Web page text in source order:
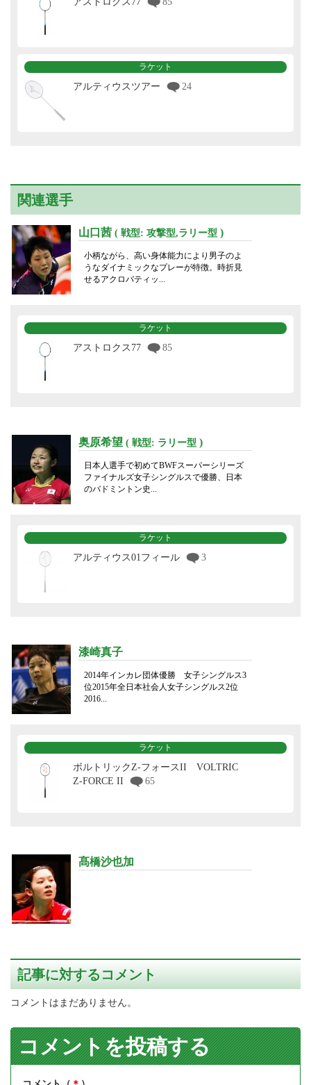
ラケット
アルティウスツアー 24
関連選手
山口茜 ( 戦型: 攻撃型,ラリー型 )
小柄ながら、高い身体能力により男子のよ
うなダイナミックなプレーが特徴。時折見
せるアクロバティッ...
ラケット
アストロクス77 85
奥原希望 ( 戦型: ラリー型 )
日本人選手で初めてBWFスーパーシリーズ
ファイナルズ女子シングルスで優勝、日本
のバドミントン史...
ラケット
アルティウス01フィール 3
漆崎真子
2014年インカレ団体優勝 女子シングルス3
位2015年全日本社会人女子シングルス2位
2016...
ラケット
ボルトリックZ-フォースII VOLTRIC
Z-FORCE II
65
髙橋沙也加
記事に対するコメント
コメントはまだありません。
コメントを投稿する